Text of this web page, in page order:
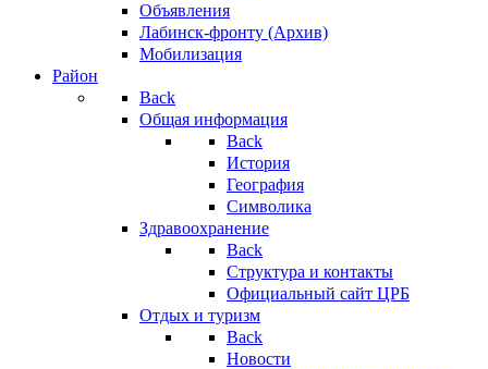
Объявления
Лабинск-фронту (Архив)
Мобилизация
Район
Back
Общая информация
Back
История
География
Символика
Здравоохранение
Back
Структура и контакты
Официальный сайт ЦРБ
Отдых и туризм
Back
Новости